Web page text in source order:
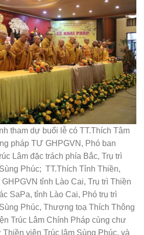
tham dự buổi lễ có TT.Thích Tâm
pháp TƯ GHPGVN, Phó ban
Lâm đặc trách phía Bắc, Trụ trì
Phúc; TT.Thích Tỉnh Thiền,
tỉnh Lào Cai, Trụ trì Thiền
SaPa, tỉnh Lào Cai, Phó trụ trì
Phúc, Thượng toạ Thích Thông
Trúc Lâm Chính Pháp cùng chư
viện Trúc lâm Sùng Phúc, và